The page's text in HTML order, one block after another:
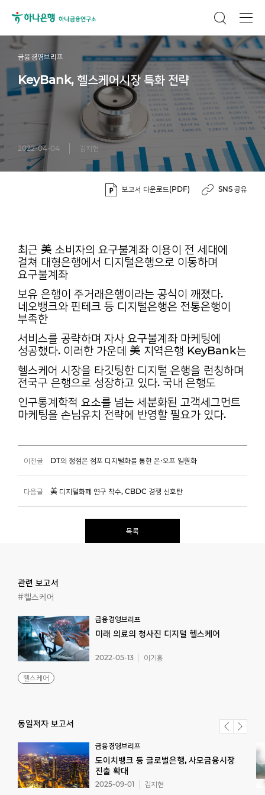
금융경영브리프
KeyBank, 헬스케어시장 특화 전략
2022-04-04 김지현
보고서 다운로드(PDF) SNS 공유
최근 美 소비자의 요구불계좌 이용이 전 세대에
걸쳐 대형은행에서 디지털은행으로 이동하며
요구불계좌
보유 은행이 주거래은행이라는 공식이 깨졌다.
네오뱅크와 핀테크 등 디지털은행은 전통은행이
부족한
서비스를 공략하며 자사 요구불계좌 마케팅에
성공했다. 이러한 가운데 美 지역은행 KeyBank는
헬스케어 시장을 타깃팅한 디지털 은행을 런칭하며
전국구 은행으로 성장하고 있다. 국내 은행도
인구통계학적 요소를 넘는 세분화된 고객세그먼트
마케팅을 손님유치 전략에 반영할 필요가 있다.
이전글 DT의 정점은 점포 디지털화를 통한 온⋅오프 일원화
다음글 美 디지털화폐 연구 착수, CBDC 경쟁 신호탄
목록
관련 보고서
#헬스케어
금융경영브리프
미래 의료의 청사진 디지털 헬스케어
헬스케어
2022-05-13 이기홍
동일저자 보고서
금융경영브리프
도이치뱅크 등 글로벌은행, 사모금융시장
진출 확대
2025-09-01 김지현